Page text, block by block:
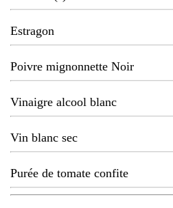
Estragon
Poivre mignonnette Noir
Vinaigre alcool blanc
Vin blanc sec
Purée de tomate confite